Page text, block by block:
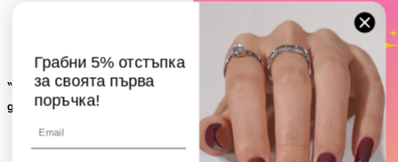
Грабни 5% отстъпка
за своята първа
поръчка!